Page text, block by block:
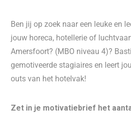
Ben jij op zoek naar een leuke en
jouw horeca, hotellerie of
Amersfoort? (MBO niveau 4)?
gemotiveerde stagiaires en leert
outs van het hotelvak!
Zet in je motivatiebrief het